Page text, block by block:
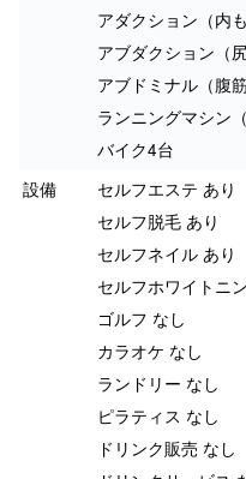
アダクション（内
アブダクション（
アブドミナル（腹
ランニングマシン
バイク4台
設備
セルフエステ あり
セルフ脱毛 あり
セルフネイル あり
セルフホワイトニ
ゴルフ なし
カラオケ なし
ランドリー なし
ピラティス なし
ドリンク販売 なし